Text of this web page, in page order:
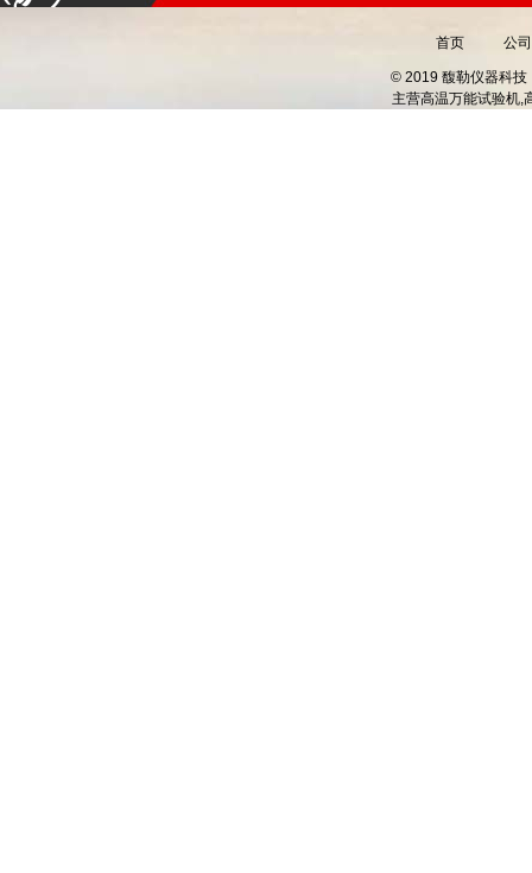
首页 公
© 2019 馥勒仪器科技
主营高温万能试验机,